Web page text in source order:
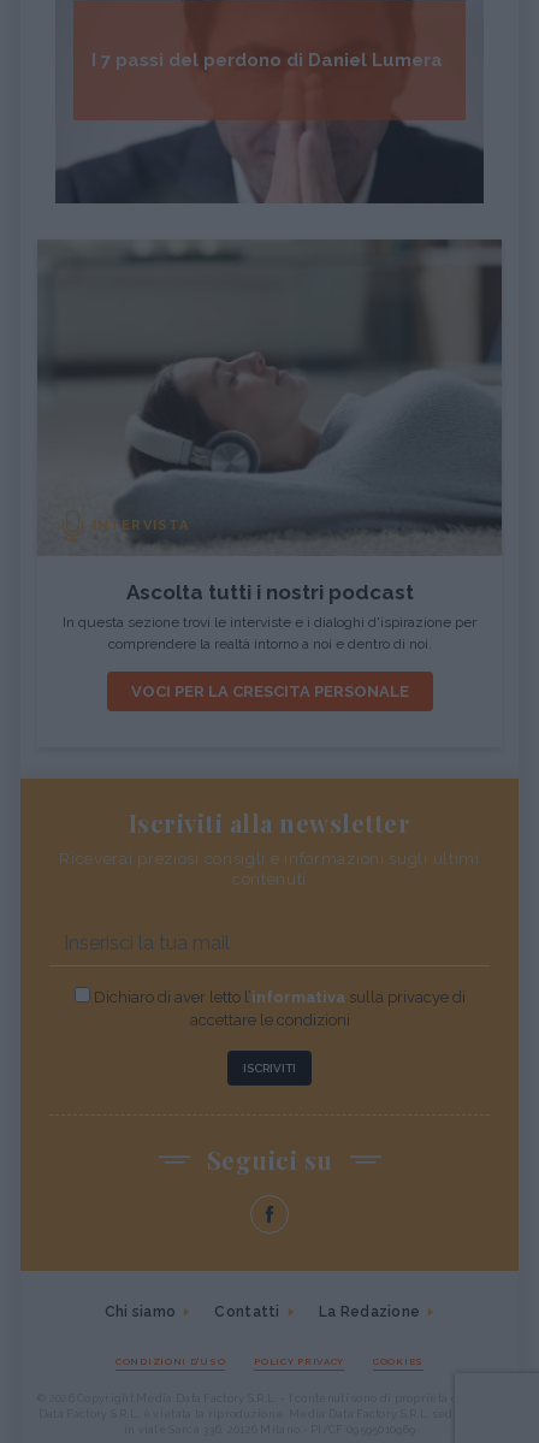
I 7 passi del perdono di Daniel Lumera
INTERVISTA
Ascolta tutti i nostri podcast
In questa sezione trovi le interviste e i dialoghi d'ispirazione per
comprendere la realtà intorno a noi e dentro di noi.
VOCI PER LA CRESCITA PERSONALE
Iscriviti alla newsletter
Riceverai preziosi consigli e informazioni sugli ultimi
contenuti
Dichiaro di aver letto l’informativa sulla privacye di
accettare le condizioni
ISCRIVITI
Seguici su
Chi siamo Contatti La Redazione
CONDIZIONI D'USO POLICY PRIVACY COOKIES